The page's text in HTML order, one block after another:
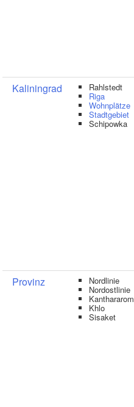
Kaliningrad Rahlstedt
Riga
Wohnplätze
Stadtgebiet
Schipowka
Provinz Nordlinie
Nordostlinie
Kanthararom
Khlo
Sisaket